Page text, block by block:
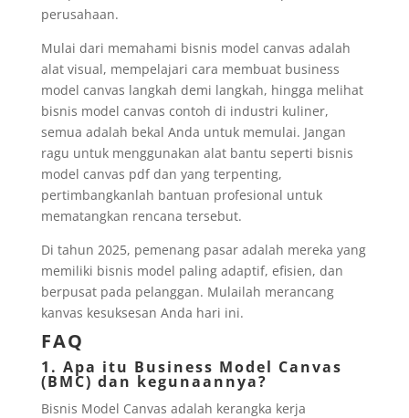
perusahaan.
Mulai dari memahami bisnis model canvas adalah
alat visual, mempelajari cara membuat business
model canvas langkah demi langkah, hingga melihat
bisnis model canvas contoh di industri kuliner,
semua adalah bekal Anda untuk memulai. Jangan
ragu untuk menggunakan alat bantu seperti bisnis
model canvas pdf dan yang terpenting,
pertimbangkanlah bantuan profesional untuk
mematangkan rencana tersebut.
Di tahun 2025, pemenang pasar adalah mereka yang
memiliki bisnis model paling adaptif, efisien, dan
berpusat pada pelanggan. Mulailah merancang
kanvas kesuksesan Anda hari ini.
FAQ
1. Apa itu Business Model Canvas
(BMC) dan kegunaannya?
Bisnis Model Canvas adalah kerangka kerja